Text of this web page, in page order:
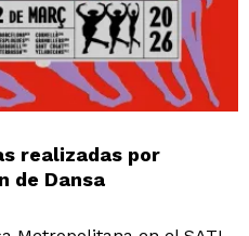
realizadas por
de Dansa